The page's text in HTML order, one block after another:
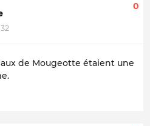
0
de Mougeotte étaient une